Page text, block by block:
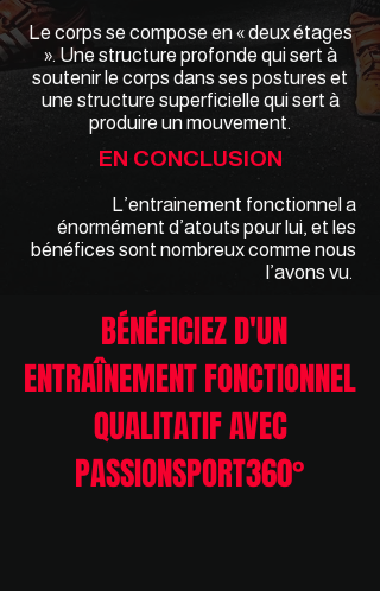
Le corps se compose en « deux étages
». Une structure profonde qui sert à
soutenir le corps dans ses postures et
une structure superficielle qui sert à
produire un mouvement.
EN CONCLUSION
L’entrainement fonctionnel a
énormément d’atouts pour lui, et les
bénéfices sont nombreux comme nous
l’avons vu.
BÉNÉFICIEZ D'UN
ENTRAÎNEMENT FONCTIONNEL
QUALITATIF AVEC
PASSIONSPORT360°